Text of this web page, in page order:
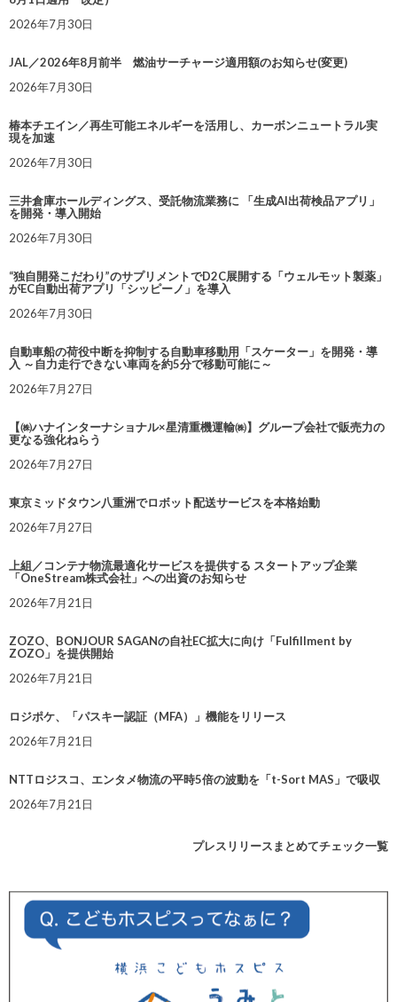
2026年7月30日
JAL／2026年8月前半 燃油サーチャージ適用額のお知らせ(変更)
2026年7月30日
椿本チエイン／再生可能エネルギーを活用し、カーボンニュートラル実
現を加速
2026年7月30日
三井倉庫ホールディングス、受託物流業務に 「生成AI出荷検品アプリ」
を開発・導入開始
2026年7月30日
“独自開発こだわり”のサプリメントでD2C展開する「ウェルモット製薬」
がEC自動出荷アプリ「シッピーノ」を導入
2026年7月30日
自動車船の荷役中断を抑制する自動車移動用「スケーター」を開発・導
入 ～自力走行できない車両を約5分で移動可能に～
2026年7月27日
【㈱ハナインターナショナル×星清重機運輸㈱】グループ会社で販売力の
更なる強化ねらう
2026年7月27日
東京ミッドタウン八重洲でロボット配送サービスを本格始動
2026年7月27日
上組／コンテナ物流最適化サービスを提供する スタートアップ企業
「OneStream株式会社」への出資のお知らせ
2026年7月21日
ZOZO、BONJOUR SAGANの自社EC拡大に向け「Fulfillment by
ZOZO」を提供開始
2026年7月21日
ロジポケ、「パスキー認証（MFA）」機能をリリース
2026年7月21日
NTTロジスコ、エンタメ物流の平時5倍の波動を「t-Sort MAS」で吸収
2026年7月21日
プレスリリースまとめてチェック一覧